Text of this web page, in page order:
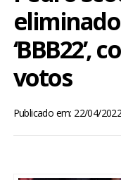
POMBAL E REGIÃO
‘BBB22’,
votos
Publicado em: 22/04/